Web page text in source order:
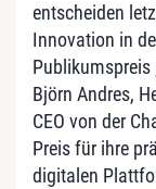
entscheiden
Innovation in
Publikumspreis
Björn Andres,
CEO von der
Preis für ihre
digitalen